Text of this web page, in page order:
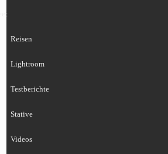
Reisen
Lightroom
Testberichte
Stative
Videos